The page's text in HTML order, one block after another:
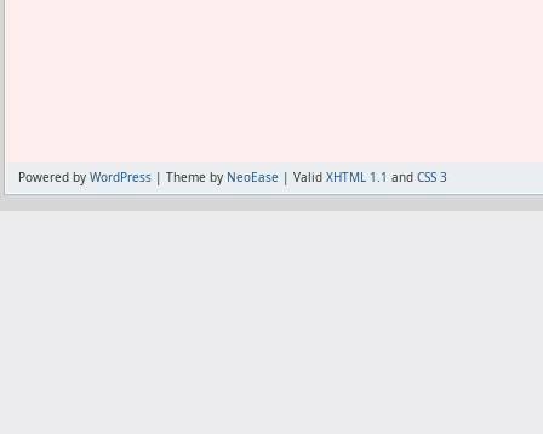
Powered by WordPress | Theme by NeoEase | Valid XHTML 1.1 and CSS 3